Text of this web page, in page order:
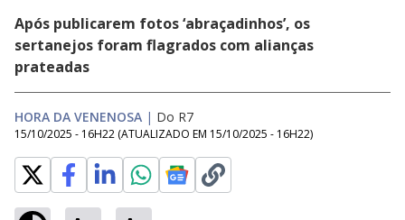
Após publicarem fotos ‘abraçadinhos’, os
sertanejos foram flagrados com alianças
prateadas
HORA DA VENENOSA | Do R7
15/10/2025 - 16H22 (ATUALIZADO EM 15/10/2025 - 16H22)